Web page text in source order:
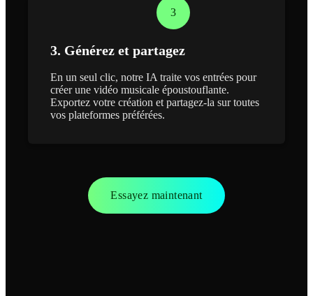
3
3. Générez et partagez
En un seul clic, notre IA traite vos entrées pour
créer une vidéo musicale époustouflante.
Exportez votre création et partagez-la sur toutes
vos plateformes préférées.
Essayez maintenant